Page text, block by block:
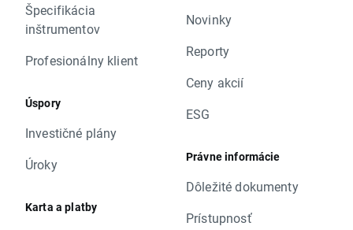
Špecifikácia
inštrumentov
Profesionálny klient
Úspory
Investičné plány
Úroky
Karta a platby
Novinky
Reporty
Ceny akcií
ESG
Právne informácie
Dôležité dokumenty
Prístupnosť